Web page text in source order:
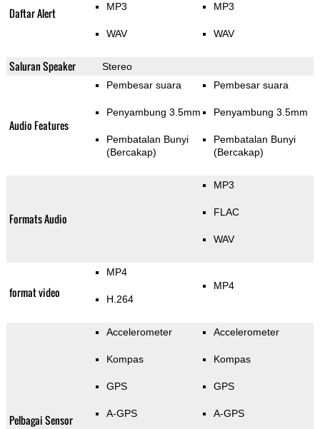
Daftar Alert MP3
WAV
MP3
WAV
Saluran Speaker Stereo
Audio Features
Pembesar suara
Penyambung 3.5mm
Pembatalan Bunyi
(Bercakap)
Pembesar suara
Penyambung 3.5mm
Pembatalan Bunyi
(Bercakap)
Formats Audio
MP3
FLAC
WAV
format video
MP4
H.264
MP4
Pelbagai Sensor
Accelerometer
Kompas
GPS
A-GPS
Accelerometer
Kompas
GPS
A-GPS